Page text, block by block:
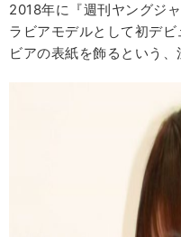
2018年に『週刊ヤングジ
ラビアモデルとして初デ
ビアの表紙を飾るという